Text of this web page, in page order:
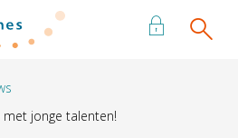
homepage
jonge talenten!